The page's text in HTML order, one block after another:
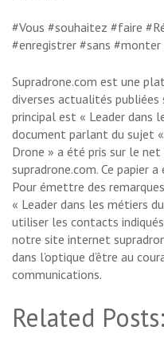
#Vous #souhaitez #faire
#enregistrer #sans #monter
Supradrone.com est une
diverses actualités
principal est « Leader dans
document parlant du sujet
Drone » a été pris sur le
supradrone.com. Ce papier
Pour émettre des
« Leader dans les métiers
utiliser les contacts
notre site internet
dans l’optique d’être au
communications.
Related Posts: